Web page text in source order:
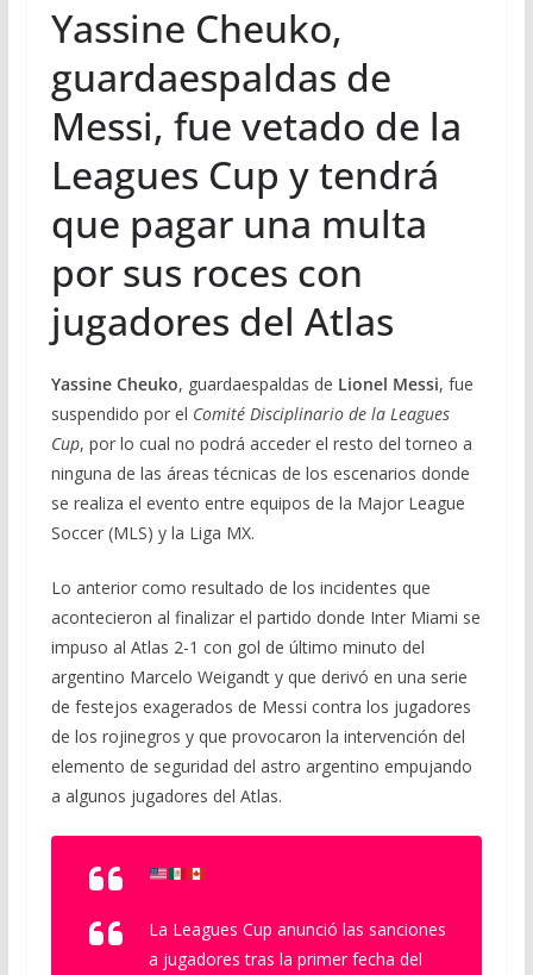
Yassine Cheuko,
guardaespaldas de
Messi, fue vetado de la
Leagues Cup y tendrá
que pagar una multa
por sus roces con
jugadores del Atlas
Yassine Cheuko, guardaespaldas de Lionel Messi, fue
suspendido por el Comité Disciplinario de la Leagues
Cup, por lo cual no podrá acceder el resto del torneo a
ninguna de las áreas técnicas de los escenarios donde
se realiza el evento entre equipos de la Major League
Soccer (MLS) y la Liga MX.
Lo anterior como resultado de los incidentes que
acontecieron al finalizar el partido donde Inter Miami se
impuso al Atlas 2-1 con gol de último minuto del
argentino Marcelo Weigandt y que derivó en una serie
de festejos exagerados de Messi contra los jugadores
de los rojinegros y que provocaron la intervención del
elemento de seguridad del astro argentino empujando
a algunos jugadores del Atlas.
La Leagues Cup anunció las sanciones
a jugadores tras la primer fecha del